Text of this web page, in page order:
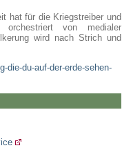
hat für die Kriegstreiber und
von medialer
wird nach Strich und
die-du-auf-der-erde-sehen-